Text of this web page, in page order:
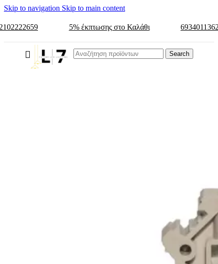
Skip to navigation Skip to main content
5% έκπτωσης στο Καλάθι
Search